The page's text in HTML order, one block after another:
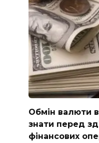
Обмін валюти
знати перед
фінансових